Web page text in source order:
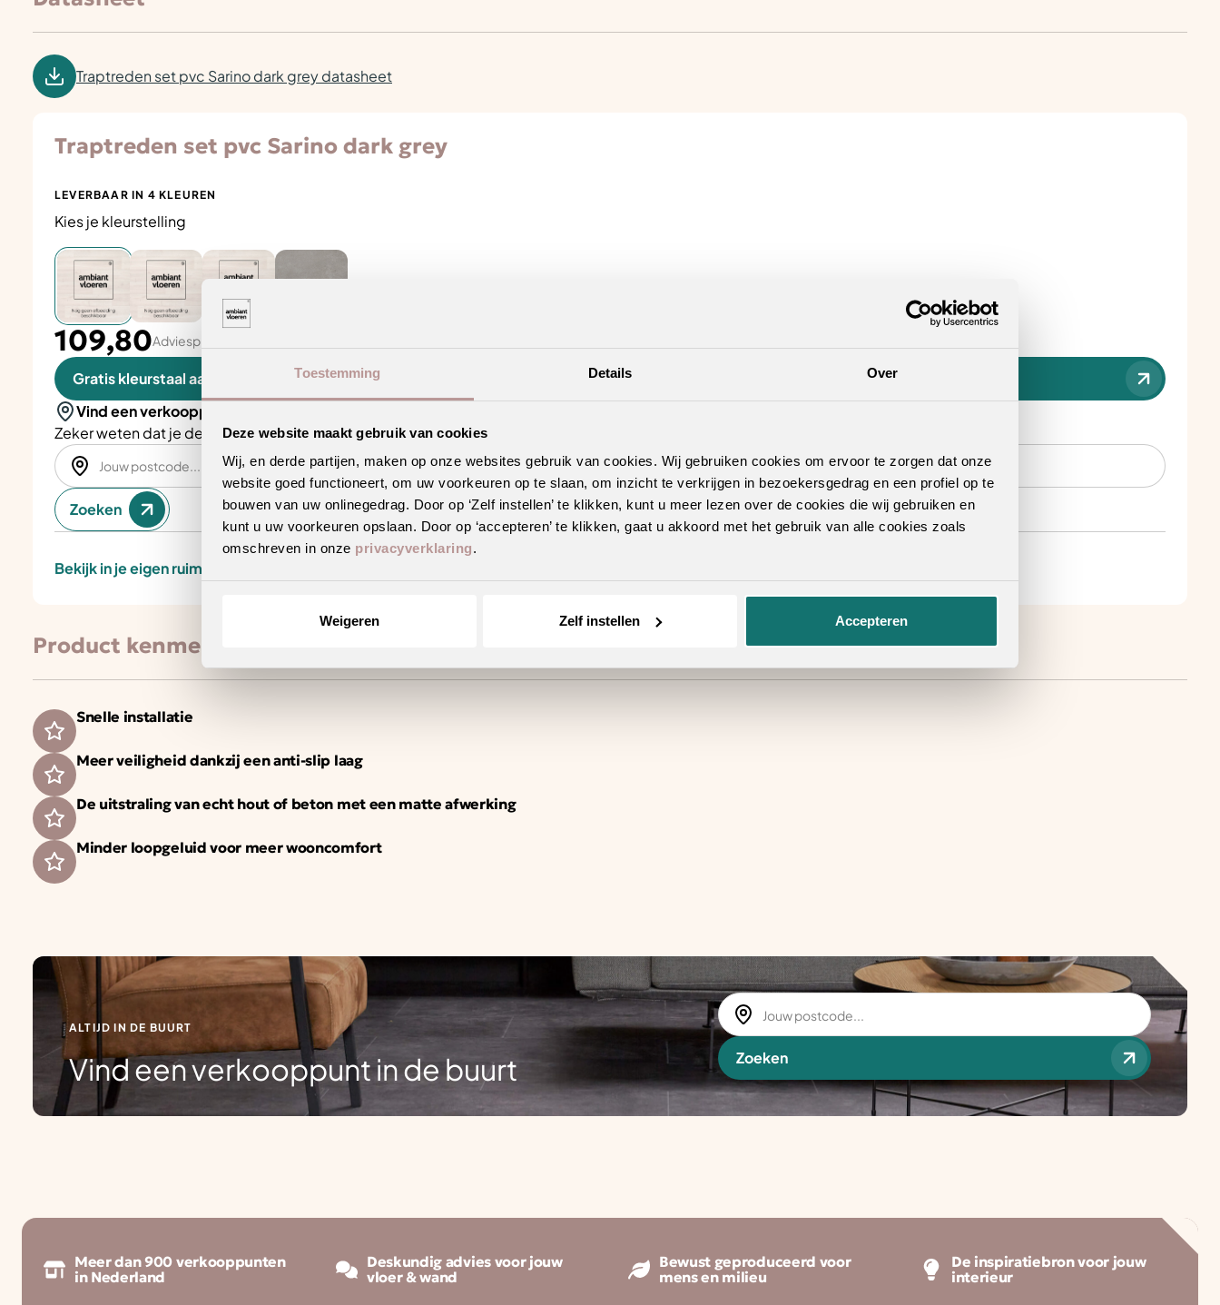
Toestemming Details Over
Deze website maakt gebruik van cookies
Wij, en derde partijen, maken op onze websites gebruik van cookies. Wij gebruiken cookies om ervoor te zorgen dat onze
website goed functioneert, om uw voorkeuren op te slaan, om inzicht te verkrijgen in bezoekersgedrag en een profiel op te
bouwen van uw onlinegedrag. Door op ‘Zelf instellen’ te klikken, kunt u meer lezen over de cookies die wij gebruiken en
kunt u uw voorkeuren opslaan. Door op ‘accepteren’ te klikken, gaat u akkoord met het gebruik van alle cookies zoals
omschreven in onze privacyverklaring.
Weigeren Zelf instellen Accepteren
Traptreden set pvc Sarino dark grey datasheet
Traptreden set pvc Sarino dark grey
LEVERBAAR IN 4 KLEUREN
Kies je kleurstelling
109,80Adviesprijs per aantal pak
Gratis kleurstaal aanvragen
Vind een verkooppunt in de buurt
Zeker weten dat je de juiste keuze maakt? Plan eeninterieuradvies
Zoeken
Bekijk in je eigen ruimte
Product kenmerken
Snelle installatie
Meer veiligheid dankzij een anti-slip laag
De uitstraling van echt hout of beton met een matte afwerking
Minder loopgeluid voor meer wooncomfort
ALTIJD IN DE BUURT
Vind een verkooppunt in de buurt Zoeken
Meer dan 900 verkooppunten
in Nederland
Deskundig advies voor jouw
vloer & wand
Bewust geproduceerd voor
mens en milieu
De inspiratiebron voor jouw
interieur